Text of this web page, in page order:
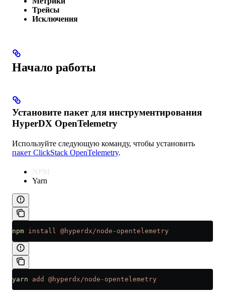
Трейсы
Исключения
Начало работы
Установите пакет для инструментирования
HyperDX OpenTelemetry
Используйте следующую команду, чтобы установить
пакет ClickStack OpenTelemetry.
NPM
Yarn
npm install @hyperdx/node-opentelemetry
yarn add @hyperdx/node-opentelemetry